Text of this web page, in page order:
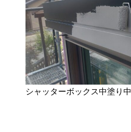
シャッターボックス中塗り中